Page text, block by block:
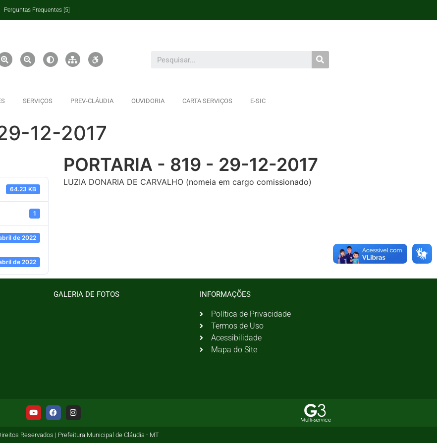
Perguntas Frequentes [5]
SERVIÇOS PREV-CLÁUDIA OUVIDORIA CARTA SERVIÇOS E-SIC
12-2017
64.23 KB
1
de 2022
de 2022
PORTARIA - 819 - 29-12-2017
LUZIA DONARIA DE CARVALHO (nomeia em cargo comissionado)
GALERIA DE FOTOS INFORMAÇÕES
Política de Privacidade
Termos de Uso
Acessibilidade
Mapa do Site
Reservados | Prefeitura Municipal de Cláudia - MT